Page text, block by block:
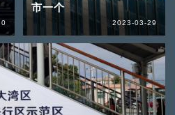
市一个
2023-03-29